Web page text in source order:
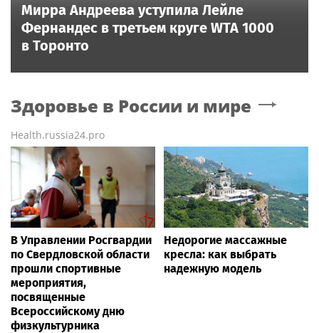
Мирра Андреева уступила Лейле
Фернандес в третьем круге WTA 1000
в Торонто
Здоровье в России и мире
Health.russia24.pro
В Управлении Росгвардии
по Свердловской области
прошли спортивные
мероприятия,
посвященные
Всероссийскому дню
физкультурника
Недорогие массажные
кресла: как выбрать
надежную модель